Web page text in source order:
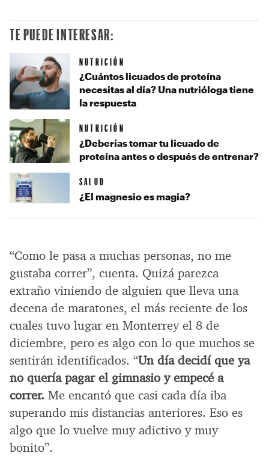
“Como le pasa a muchas personas, no me
gustaba correr”, cuenta. Quizá parezca
extraño viniendo de alguien que lleva una
decena de maratones, el más reciente de los
cuales tuvo lugar en Monterrey el 8 de
diciembre, pero es algo con lo que muchos se
sentirán identificados. “Un día decidí que ya
no quería pagar el gimnasio y empecé a
correr. Me encantó que casi cada día iba
superando mis distancias anteriores. Eso es
algo que lo vuelve muy adictivo y muy
bonito”.
TE PUEDE INTERESAR:
NUTRICIÓN
¿Cuántos licuados de proteína
necesitas al día? Una nutrióloga tiene
la respuesta
NUTRICIÓN
¿Deberías tomar tu licuado de
proteína antes o después de entrenar?
SALUD
¿El magnesio es magia?